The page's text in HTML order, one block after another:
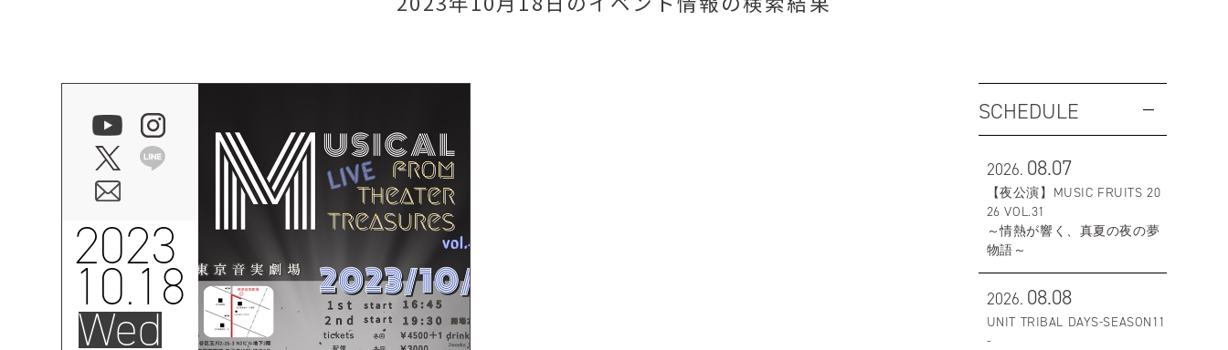
2023
10.18
Wed
SCHEDULE
2026. 08.07
【夜公演】MUSIC FRUITS 20
26 VOL.31
～情熱が響く、真夏の夜の夢
物語～
2026. 08.08
UNIT TRIBAL DAYS-SEASON11
-